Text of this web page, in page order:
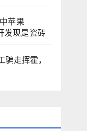
苹果
发现是瓷砖
骗走挥霍，